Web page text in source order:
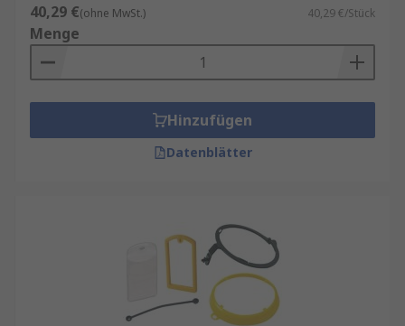
40,29 €(ohne MwSt.) 40,29 €/Stück
Menge
Hinzufügen
Datenblätter